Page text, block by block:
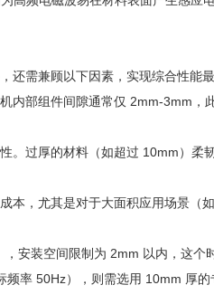
还需兼顾以下因素，实现综合性能最
内部组件间隙通常仅 2mm-3mm
。过厚的材料（如超过 10mm）
本，尤其是对于大面积应用场景
安装空间限制为 2mm 以内，这
率 50Hz），则需选用 10mm 厚的